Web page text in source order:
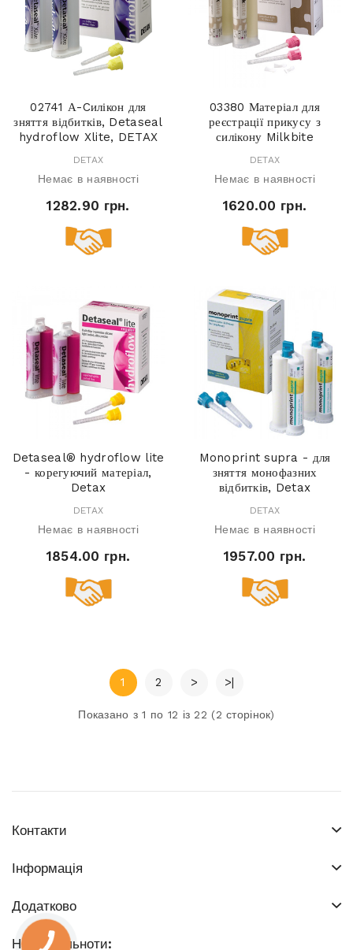
02741 А-Cилікон для
зняття відбитків, Detaseal
hydroflow Xlite, DETAX
DETAX
Немає в наявності
1282.90 грн.
03380 Матеріал для
реєстрації прикусу з
силікону Milkbite
DETAX
Немає в наявності
1620.00 грн.
Detaseal® hydroflow lite
- корегуючий матеріал,
Detax
DETAX
Немає в наявності
1854.00 грн.
Monoprint supra - для
зняття монофазних
відбитків, Detax
DETAX
Немає в наявності
1957.00 грн.
1 2 > >|
Показано з 1 по 12 із 22 (2 сторінок)
Контакти
Інформація
Додатково
Наші спільноти: